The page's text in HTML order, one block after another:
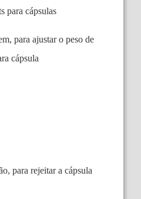
para cápsulas
para ajustar o peso de
cápsula
para rejeitar a cápsula